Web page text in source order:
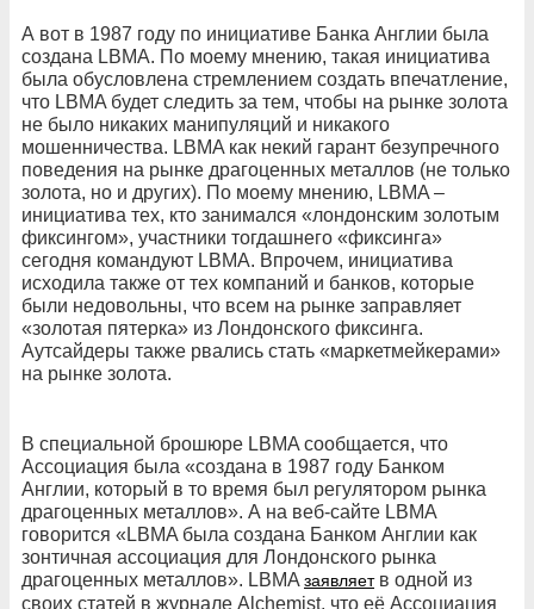
А вот в 1987 году по инициативе Банка Англии была
создана LBMA. По моему мнению, такая инициатива
была обусловлена стремлением создать впечатление,
что LBMA будет следить за тем, чтобы на рынке золота
не было никаких манипуляций и никакого
мошенничества. LBMA как некий гарант безупречного
поведения на рынке драгоценных металлов (не только
золота, но и других). По моему мнению, LBMA –
инициатива тех, кто занимался «лондонским золотым
фиксингом», участники тогдашнего «фиксинга»
сегодня командуют LBMA. Впрочем, инициатива
исходила также от тех компаний и банков, которые
были недовольны, что всем на рынке заправляет
«золотая пятерка» из Лондонского фиксинга.
Аутсайдеры также рвались стать «маркетмейкерами»
на рынке золота.
В специальной брошюре LBMA сообщается, что
Ассоциация была «создана в 1987 году Банком
Англии, который в то время был регулятором рынка
драгоценных металлов». А на веб-сайте LBMA
говорится «LBMA была создана Банком Англии как
зонтичная ассоциация для Лондонского рынка
драгоценных металлов». LBMA заявляетв одной из
своих статей в журнале Alchemist, что её Ассоциация